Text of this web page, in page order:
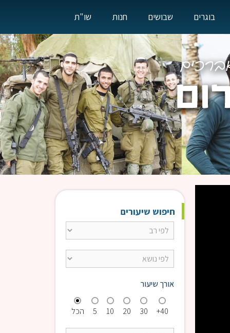
בוגרים שבושים חנות שו"ת
חיפוש שיעורים
אורך שיעור
הכל 5 10 20 30 40+